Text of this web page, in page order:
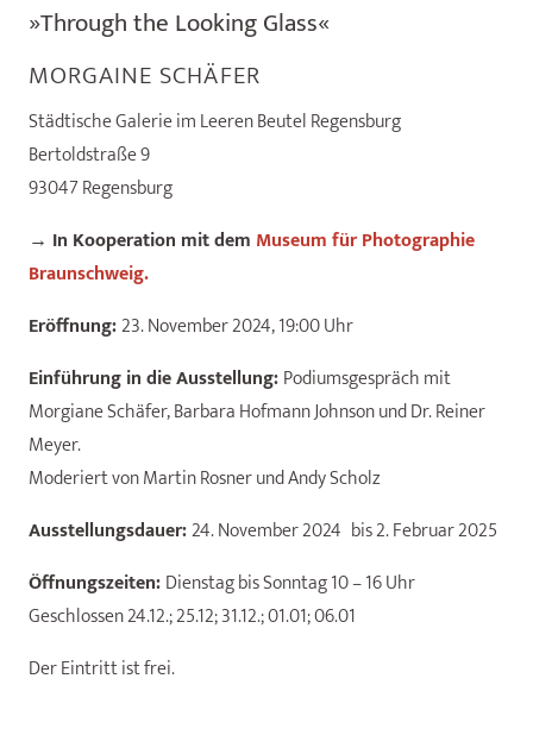
»Through the Looking Glass«
MORGAINE SCHÄFER
Städtische Galerie im Leeren Beutel Regensburg
Bertoldstraße 9
93047 Regensburg
→ In Kooperation mit dem Museum für Photographie
Braunschweig.
Eröffnung:23. November 2024, 19:00Uhr
Einführung in die Ausstellung:Podiumsgespräch mit
Morgiane Schäfer, Barbara Hofmann Johnson und Dr. Reiner
Meyer.
Moderiert von Martin Rosner und Andy Scholz
Ausstellungsdauer:24. November 2024 bis2. Februar 2025
Öffnungszeiten:Dienstag bis Sonntag 10 – 16 Uhr
Geschlossen 24.12.; 25.12; 31.12.; 01.01; 06.01
Der Eintritt ist frei.